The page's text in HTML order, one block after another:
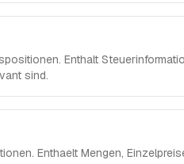
Enthalt
sind.
Enthaelt Mengen,